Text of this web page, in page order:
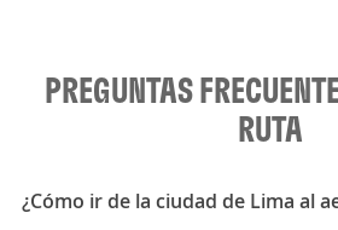
PREGUNTAS
RUTA
¿Cómo ir de la ciudad de Lima al